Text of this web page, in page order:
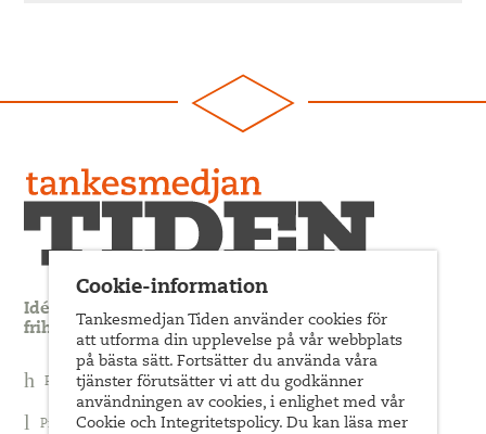
Idédebatt och analys som förnyar arbetarrörelsens
frihets- och jämlikhetssträvan
Prenumerera på nyhetsbrev
Prenumerera på Tiden Magasin
Cookie-information
Tankesmedjan Tiden använder cookies för
att utforma din upplevelse på vår webbplats
på bästa sätt. Fortsätter du använda våra
tjänster förutsätter vi att du godkänner
användningen av cookies, i enlighet med vår
Cookie och Integritetspolicy. Du kan läsa mer